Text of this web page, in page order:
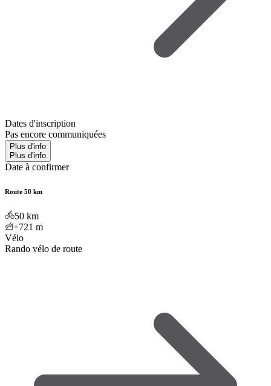
Dates d'inscription
Pas encore communiquées
Plus d'info
Plus d'info
Date à confirmer
Route 50 km
50 km
+721 m
Vélo
Rando vélo de route